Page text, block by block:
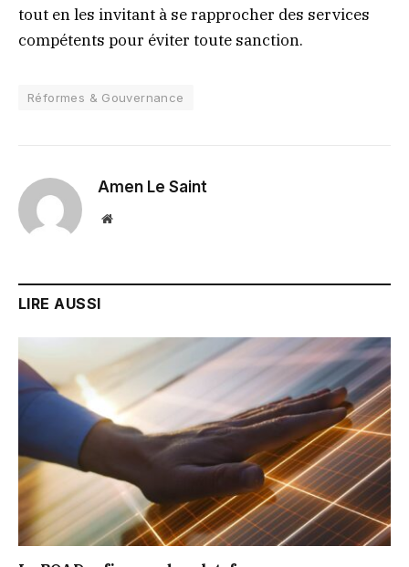
tout en les invitant à se rapprocher des services
compétents pour éviter toute sanction.
Réformes & Gouvernance
Amen Le Saint
Website
LIRE AUSSI